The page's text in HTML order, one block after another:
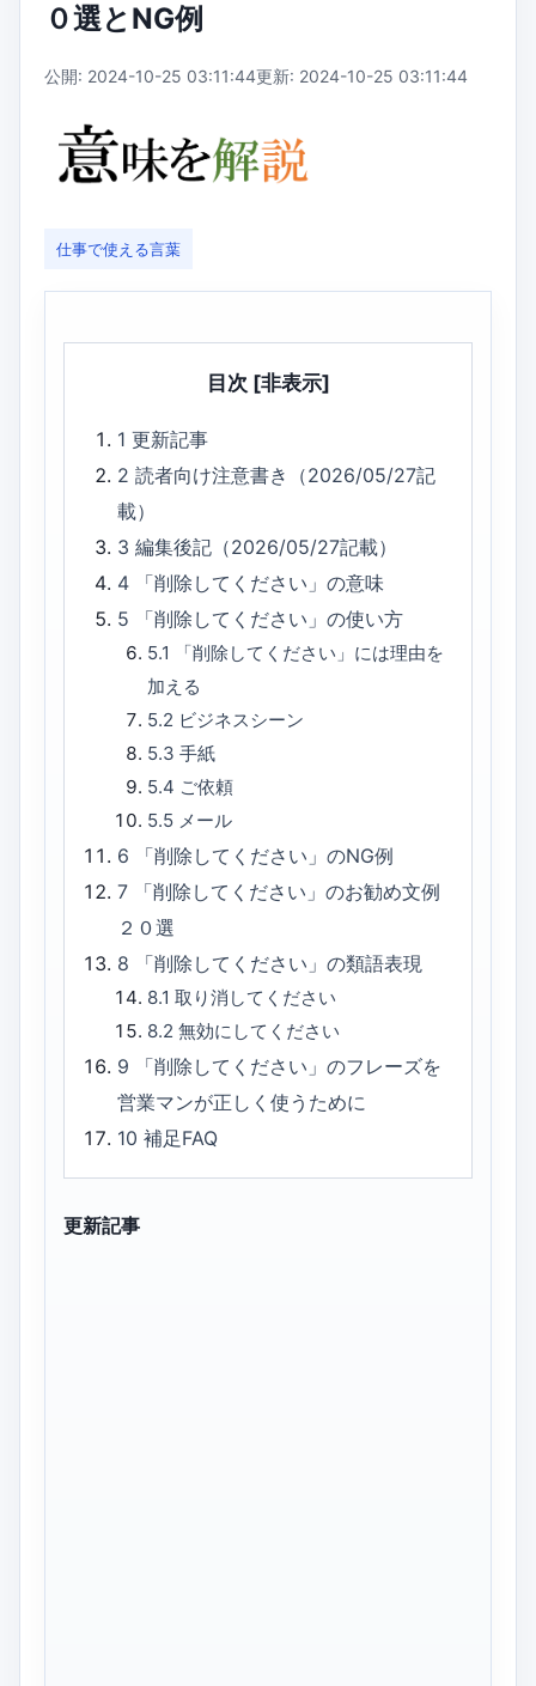
０選とNG例
公開: 2024-10-25 03:11:44更新: 2024-10-25 03:11:44
仕事で使える言葉
目次 [非表示]
1更新記事
2読者向け注意書き（2026/05/27記
載）
3編集後記（2026/05/27記載）
4
「削除してください」の意味
5
「削除してください」の使い方
5.1
「削除してください」には理由を
加える
5.2 ビジネスシーン
5.3 手紙
5.4 ご依頼
5.5 メール
6
「削除してください」のNG例
7
「削除してください」のお勧め文例
２０選
8
「削除してください」の類語表現
8.1 取り消してください
8.2 無効にしてください
9
「削除してください」のフレーズを
営業マンが正しく使うために
10補足FAQ
更新記事